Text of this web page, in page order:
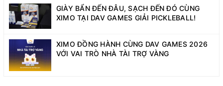
GIÀY BẨN ĐẾN ĐÂU, SẠCH ĐẾN ĐÓ CÙNG
XIMO TẠI DAV GAMES GIẢI PICKLEBALL!
XIMO ĐỒNG HÀNH CÙNG DAV GAMES 2026
VỚI VAI TRÒ NHÀ TÀI TRỢ VÀNG